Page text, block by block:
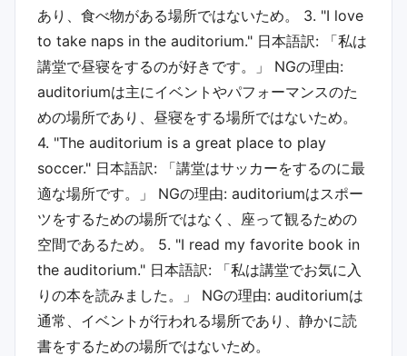
あり、食べ物がある場所ではないため。 3. "I love
to take naps in the auditorium." 日本語訳: 「私は
講堂で昼寝をするのが好きです。」 NGの理由:
auditoriumは主にイベントやパフォーマンスのた
めの場所であり、昼寝をする場所ではないため。
4. "The auditorium is a great place to play
soccer." 日本語訳: 「講堂はサッカーをするのに最
適な場所です。」 NGの理由: auditoriumはスポー
ツをするための場所ではなく、座って観るための
空間であるため。 5. "I read my favorite book in
the auditorium." 日本語訳: 「私は講堂でお気に入
りの本を読みました。」 NGの理由: auditoriumは
通常、イベントが行われる場所であり、静かに読
書をするための場所ではないため。